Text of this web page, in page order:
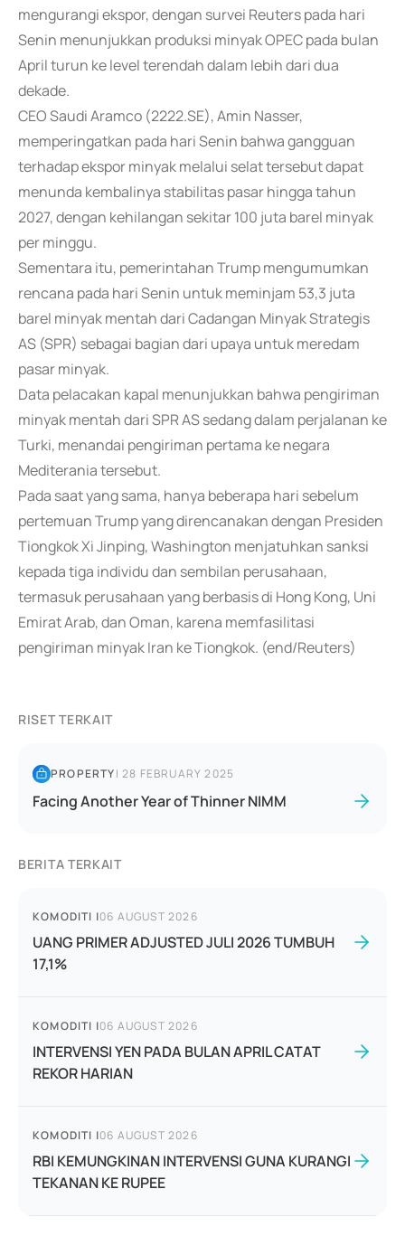
mengurangi ekspor, dengan survei Reuters pada hari
Senin menunjukkan produksi minyak OPEC pada bulan
April turun ke level terendah dalam lebih dari dua
dekade.
CEO Saudi Aramco (2222.SE), Amin Nasser,
memperingatkan pada hari Senin bahwa gangguan
terhadap ekspor minyak melalui selat tersebut dapat
menunda kembalinya stabilitas pasar hingga tahun
2027, dengan kehilangan sekitar 100 juta barel minyak
per minggu.
Sementara itu, pemerintahan Trump mengumumkan
rencana pada hari Senin untuk meminjam 53,3 juta
barel minyak mentah dari Cadangan Minyak Strategis
AS (SPR) sebagai bagian dari upaya untuk meredam
pasar minyak.
Data pelacakan kapal menunjukkan bahwa pengiriman
minyak mentah dari SPR AS sedang dalam perjalanan ke
Turki, menandai pengiriman pertama ke negara
Mediterania tersebut.
Pada saat yang sama, hanya beberapa hari sebelum
pertemuan Trump yang direncanakan dengan Presiden
Tiongkok Xi Jinping, Washington menjatuhkan sanksi
kepada tiga individu dan sembilan perusahaan,
termasuk perusahaan yang berbasis di Hong Kong, Uni
Emirat Arab, dan Oman, karena memfasilitasi
pengiriman minyak Iran ke Tiongkok. (end/Reuters)
RISET TERKAIT
PROPERTY|28 FEBRUARY 2025
Facing Another Year of Thinner NIMM
BERITA TERKAIT
KOMODITI |06 AUGUST 2026
UANG PRIMER ADJUSTED JULI 2026 TUMBUH
17,1%
KOMODITI |06 AUGUST 2026
INTERVENSI YEN PADA BULAN APRIL CATAT
REKOR HARIAN
KOMODITI |06 AUGUST 2026
RBI KEMUNGKINAN INTERVENSI GUNA KURANGI
TEKANAN KE RUPEE